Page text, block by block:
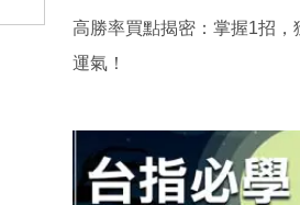
高勝率買點揭密：掌握1招，
運氣！